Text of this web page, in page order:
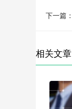
下一篇：
相关文章